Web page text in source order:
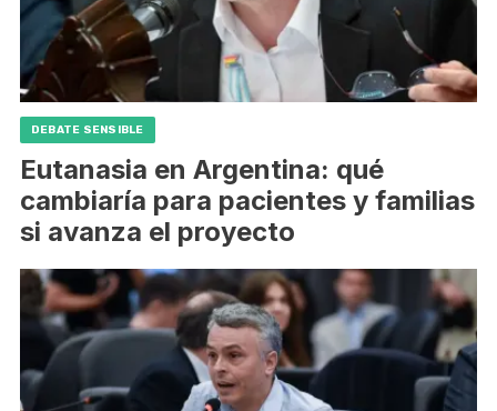
DEBATE SENSIBLE
Eutanasia en Argentina: qué
cambiaría para pacientes y familias
si avanza el proyecto